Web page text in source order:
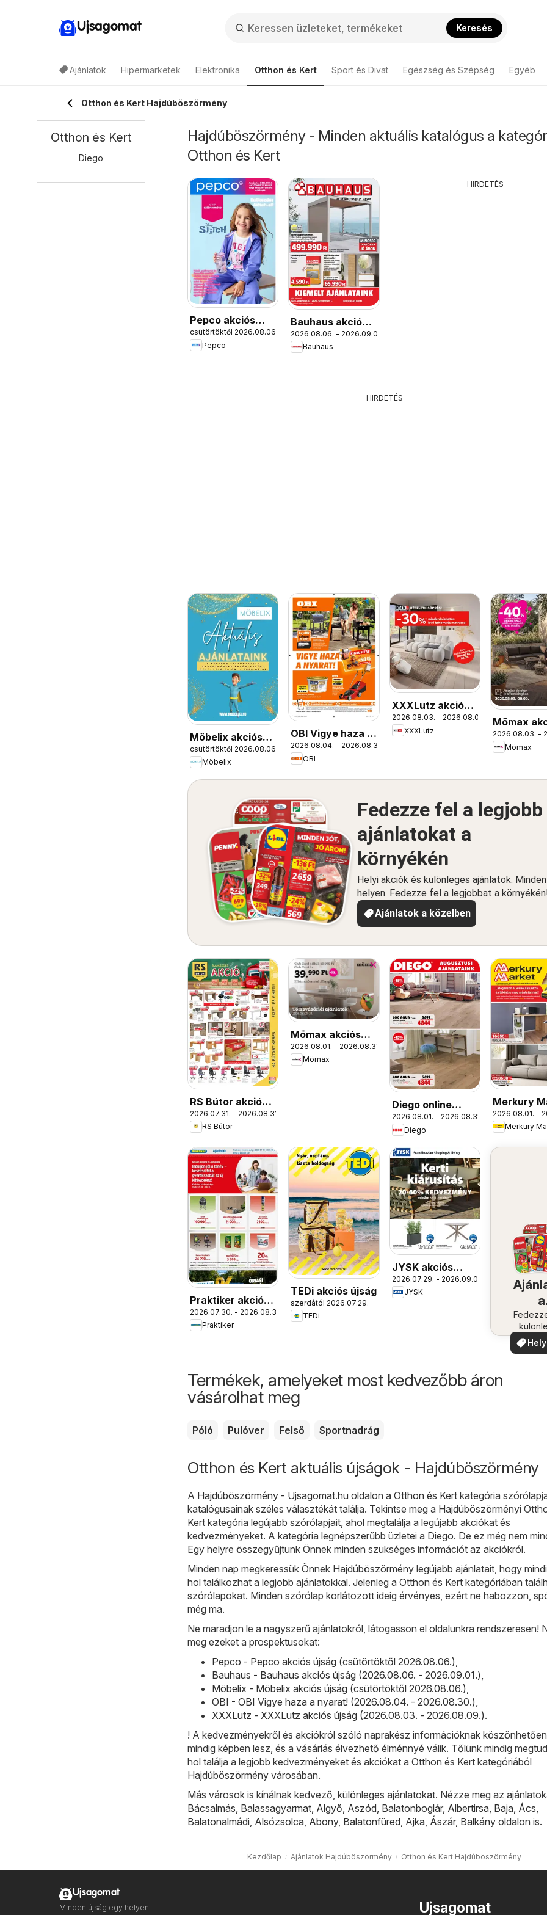
Ujsagomat Keresés
Ajánlatok Hipermarketek Elektronika Otthon és Kert Sport és Divat Egészség és Szépség Egyéb
Otthon és Kert Hajdúböszörmény
Hajdúböszörmény - Minden aktuális katalógus a
Otthon és Kert
Pepco akciós
újság
csütörtöktől 2026.08.06.
Pepco
Bauhaus akciós
újság
2026.08.06. - 2026.09.01.
Bauhaus
HIRDETÉS
HIRDETÉS
Möbelix akciós
újság
csütörtöktől 2026.08.06.
Möbelix
OBI Vigye haza a
nyarat!
2026.08.04. - 2026.08.30.
OBI
XXXLutz akciós
újság
2026.08.03. - 2026.08.09.
XXXLutz
Mömax
újság
2026.08.03. -
Mömax
Fedezze fel a legjobb
ajánlatokat a
környékén
Helyi akciók és különleges ajánlatok.
helyen. Fedezze fel a legjobbat a
Ajánlatok a közelben
RS Bútor akciós
újság
2026.07.31. - 2026.08.31.
RS Bútor
Mömax akciós
újság
2026.08.01. - 2026.08.31.
Mömax
Diego online
katalógus 08
2026.08.01. - 2026.08.31.
Diego
Merkury
akciós
2026.08.01. -
Merkury
Praktiker akciós
újság
2026.07.30. - 2026.08.31.
Praktiker
TEDi akciós újság
szerdától 2026.07.29.
TEDi
JYSK akciós
újság
2026.07.29. - 2026.09.01.
JYSK
a
Termékek, amelyeket most kedvezőbb áron
vásárolhat meg
Póló Pulóver Felső Sportnadrág
Otthon és Kert aktuális újságok - Hajdúböszörmény
A Hajdúböszörmény - Ujsagomat.hu oldalon a Otthon és Kert kategória
katalógusainak széles választékát találja. Tekintse meg a Hajdúböszörményi
Kert kategória legújabb szórólapjait, ahol megtalálja a legújabb akciókat és
kedvezményeket. A kategória legnépszerűbb üzletei a Diego. De ez még nem
Egy helyre összegyűjtünk Önnek minden szükséges információt az akciókról.
Minden nap megkeressük Önnek Hajdúböszörmény legújabb ajánlatait, hogy
hol találkozhat a legjobb ajánlatokkal. Jelenleg a Otthon és Kert kategóriában
szórólapokat. Minden szórólap korlátozott ideig érvényes, ezért ne habozzon,
még ma.
Ne maradjon le a nagyszerű ajánlatokról, látogasson el oldalunkra rendszeresen!
meg ezeket a prospektusokat:
Pepco - Pepco akciós újság (csütörtöktől 2026.08.06.)
Bauhaus - Bauhaus akciós újság (2026.08.06. - 2026.09.01.)
Möbelix - Möbelix akciós újság (csütörtöktől 2026.08.06.)
OBI - OBI Vigye haza a nyarat! (2026.08.04. - 2026.08.30.)
XXXLutz - XXXLutz akciós újság (2026.08.03. - 2026.08.09.).
! A kedvezményekről és akciókról szóló naprakész információknak
mindig képben lesz, és a vásárlás élvezhető élménnyé válik. Tőlünk mindig
hol találja a legjobb kedvezményeket és akciókat a Otthon és Kert kategóriából
Hajdúböszörmény városában.
Más városok is kínálnak kedvező, különleges ajánlatokat. Nézze meg az
Bácsalmás Balassagyarmat Algyő Aszód Balatonboglár, Albertirsa Baja Ács
Balatonalmádi Alsózsolca Abony, Balatonfüred Ajka Ászár, Balkány oldalon is.
Kezdőlap Ajánlatok Hajdúböszörmény Otthon és Kert Hajdúböszörmény
Otthon és Kert
Diego
Ujsagomat
Ujsagomat
Minden újság egy helyen